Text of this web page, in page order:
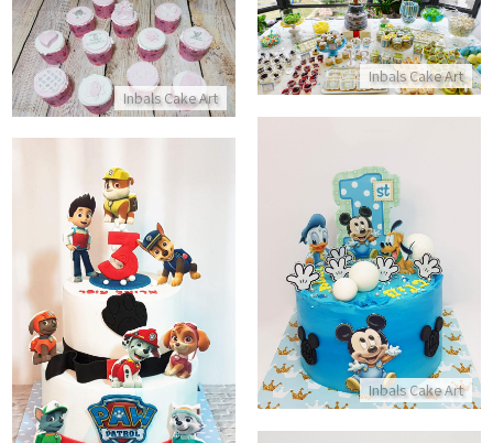
Inbals Cake Art
קאפקייקס יום הולדת לבנות
התקשר/י Inbals Cake Art
בר מתוק עם תעודת כשרות
התקשר/י
Inbals Cake Art
עוגת מיקי מאוס וחברים לגיל שנה
התקשר/י עוגת קומות מפרץ ההרפתקאות
התקשר/י